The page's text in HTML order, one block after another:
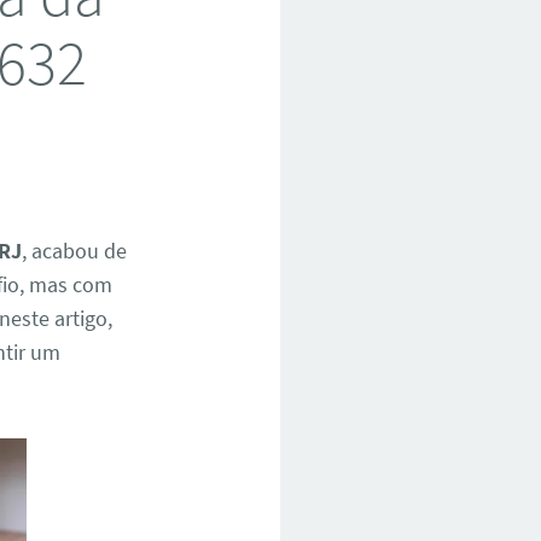
, acabou de
mas com
artigo,
um